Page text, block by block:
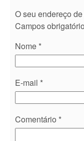
O seu endereço
Campos
Nome *
E-mail *
Comentário *